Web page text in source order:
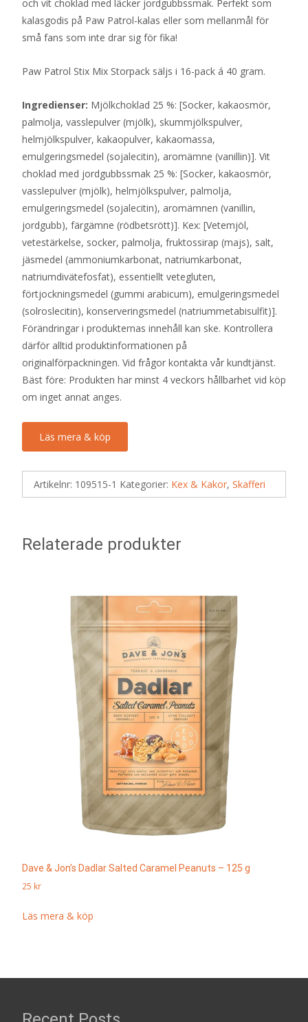
och vit choklad med läcker jordgubbssmak. Perfekt som
kalasgodis på Paw Patrol-kalas eller som mellanmål för
små fans som inte drar sig för fika!
Paw Patrol Stix Mix Storpack säljs i 16-pack á 40 gram.
Ingredienser: Mjölkchoklad 25 %: [Socker, kakaosmör,
palmolja, vasslepulver (mjölk), skummjölkspulver,
helmjölkspulver, kakaopulver, kakaomassa,
emulgeringsmedel (sojalecitin), aromämne (vanillin)]. Vit
choklad med jordgubbssmak 25 %: [Socker, kakaosmör,
vasslepulver (mjölk), helmjölkspulver, palmolja,
emulgeringsmedel (sojalecitin), aromämnen (vanillin,
jordgubb), färgämne (rödbetsrött)]. Kex: [Vetemjöl,
vetestärkelse, socker, palmolja, fruktossirap (majs), salt,
jäsmedel (ammoniumkarbonat, natriumkarbonat,
natriumdivätefosfat), essentiellt vetegluten,
förtjockningsmedel (gummi arabicum), emulgeringsmedel
(solroslecitin), konserveringsmedel (natriummetabisulfit)].
Förändringar i produkternas innehåll kan ske. Kontrollera
därför alltid produktinformationen på
originalförpackningen. Vid frågor kontakta vår kundtjänst.
Bäst före: Produkten har minst 4 veckors hållbarhet vid köp
om inget annat anges.
Läs mera & köp
Artikelnr: 109515-1 Kategorier: Kex & Kakor, Skafferi
Relaterade produkter
Dave & Jon’s Dadlar Salted Caramel Peanuts – 125 g
25 kr
Läs mera & köp